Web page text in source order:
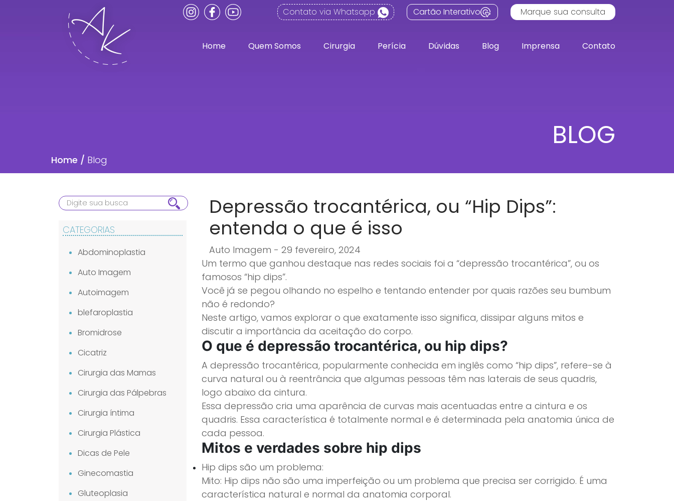
Contato via Whatsapp Cartão Interativo Marque sua consulta
Home Quem Somos Cirurgia Perícia Dúvidas Blog Imprensa Contato
BLOG
Home / Blog
CATEGORIAS
Abdominoplastia
Auto Imagem
Autoimagem
blefaroplastia
Bromidrose
Cicatriz
Cirurgia das Mamas
Cirurgia das Pálpebras
Cirurgia íntima
Cirurgia Plástica
Dicas de Pele
Ginecomastia
Gluteoplasia
Depressão trocantérica, ou “Hip Dips”:
entenda o que é isso
Auto Imagem - 29 fevereiro, 2024
Um termo que ganhou destaque nas redes sociais foi a “depressão trocantérica”, ou os
famosos “hip dips”.
Você já se pegou olhando no espelho e tentando entender por quais razões seu bumbum
não é redondo?
Neste artigo, vamos explorar o que exatamente isso significa, dissipar alguns mitos e
discutir a importância da aceitação do corpo.
O que é depressão trocantérica, ou hip dips?
A depressão trocantérica, popularmente conhecida em inglês como “hip dips”, refere-se à
curva natural ou à reentrância que algumas pessoas têm nas laterais de seus quadris,
logo abaixo da cintura.
Essa depressão cria uma aparência de curvas mais acentuadas entre a cintura e os
quadris. Essa característica é totalmente normal e é determinada pela anatomia única de
cada pessoa.
Mitos e verdades sobre hip dips
Hip dips são um problema:
Mito: Hip dips não são uma imperfeição ou um problema que precisa ser corrigido. É uma
característica natural e normal da anatomia corporal.